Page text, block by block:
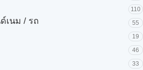
110
เนม / รถ 55
19
46
33